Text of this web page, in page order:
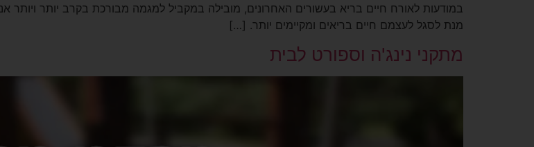
במודעות לאורח חיים בריא בעשורים האחרונים, מובילה במקביל למגמה מבורכת בקרב יותר ויותר
מנת לסגל לעצמם חיים בריאים ומקיימים יותר. […]
מתקני נינג'ה וספורט לבית